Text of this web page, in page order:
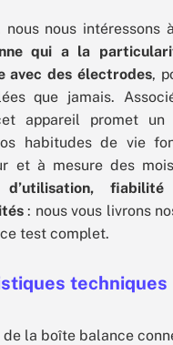
nous nous intéressons à
qui a la
avec des électrodes,
que jamais.
appareil promet
habitudes de vie
et à mesure des
d’utilisation,
: nous vous livrons
test complet.
techniques